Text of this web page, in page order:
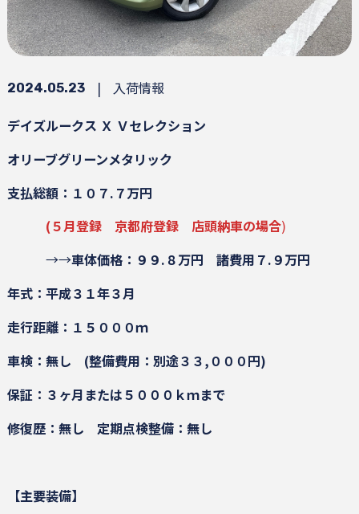
2024.05.23 |
入荷情報
デイズルークス Ｘ Ｖセレクション
オリーブグリーンメタリック
支払総額：１０７.７万円
(５月登録 京都府登録 店頭納車の場合)
→→車体価格：９９.８万円
諸費用７.９万円
年式：平成３１年３月
走行距離：１５０００ｍ
車検：無し
(整備費用：別途３３,０００円)
保証：３ヶ月または５０００ｋｍまで
修復歴：無し
定期点検整備：無し
【主要装備】